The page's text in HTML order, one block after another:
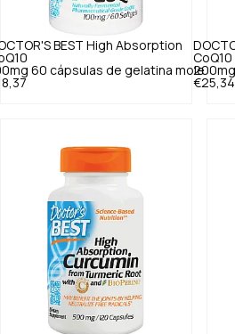
BEST High Absorption
60 cápsulas de gelatina mole
CoQ10
€25,34